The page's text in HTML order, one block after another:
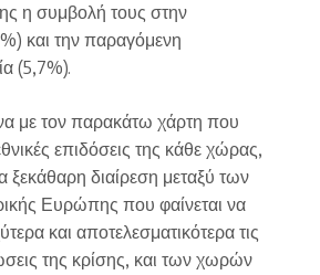
η συμβολή τους στην
και την παραγόμενη
(5,7%).
με τον παρακάτω χάρτη που
επιδόσεις της κάθε χώρας,
ξεκάθαρη διαίρεση μεταξύ των
Ευρώπης που φαίνεται να
και αποτελεσματικότερα τις
της κρίσης, και των χωρών